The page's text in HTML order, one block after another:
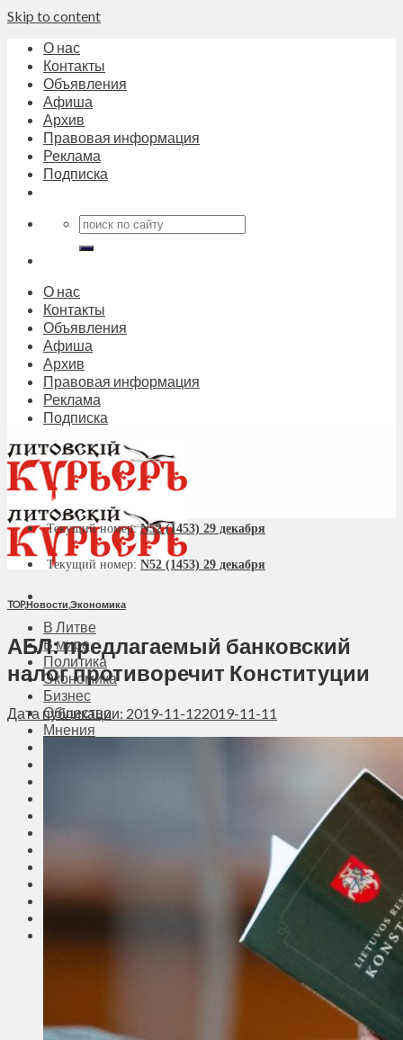
Skip to content
О нас
Контакты
Объявления
Афиша
Архив
Правовая информация
Реклама
Подписка
О нас
Контакты
Объявления
Афиша
Архив
Правовая информация
Реклама
Подписка
В Литве
В мире
Политика
Экономика
Бизнес
Общество
Мнения
Сейм Литвы
Образование
Текущий номер:N52 (1453) 29 декабря
Текущий номер: N52 (1453) 29 декабря
TOP,Новости,Экономика
АБЛ: предлагаемый банковский
налог противоречит Конституции
Дата публикации: 2019-11-122019-11-11